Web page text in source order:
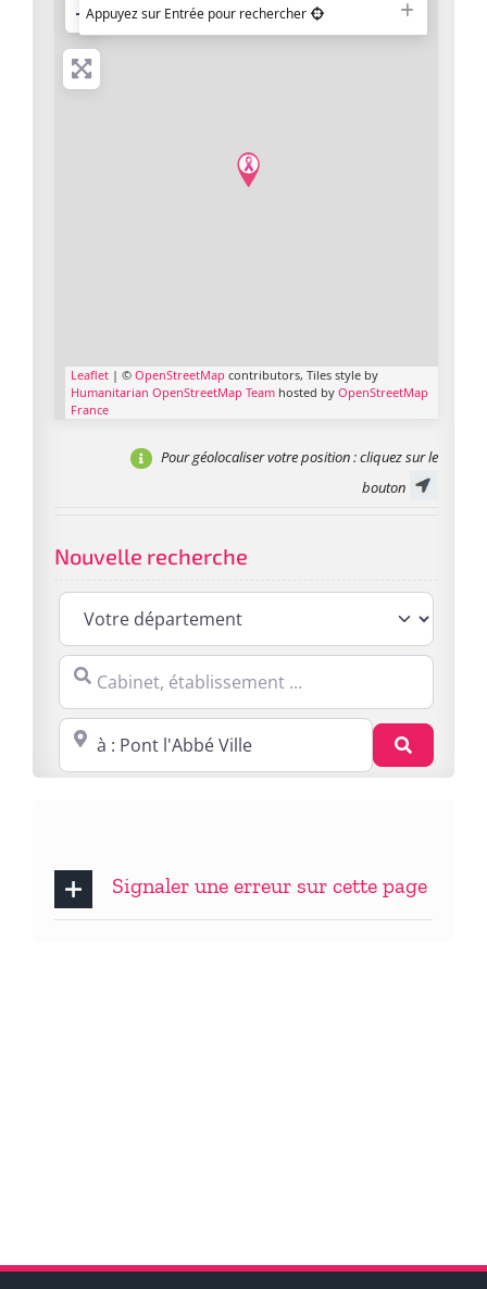
−Appuyez sur Entrée pour rechercher
Leaflet | © OpenStreetMap contributors, Tiles style by
Humanitarian OpenStreetMap Team hosted by OpenStreetMap
France
Pour géolocaliser votre position: cliquez sur le
bouton
Nouvelle recherche
Cabinet, établissement ...
Proche de : ville, cp, lieu ...
Signaler une erreur sur cette page